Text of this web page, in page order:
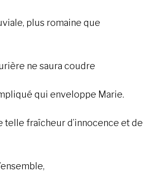
plus romaine que
ne saura coudre
qui enveloppe Marie.
telle fraîcheur d’innocence et de